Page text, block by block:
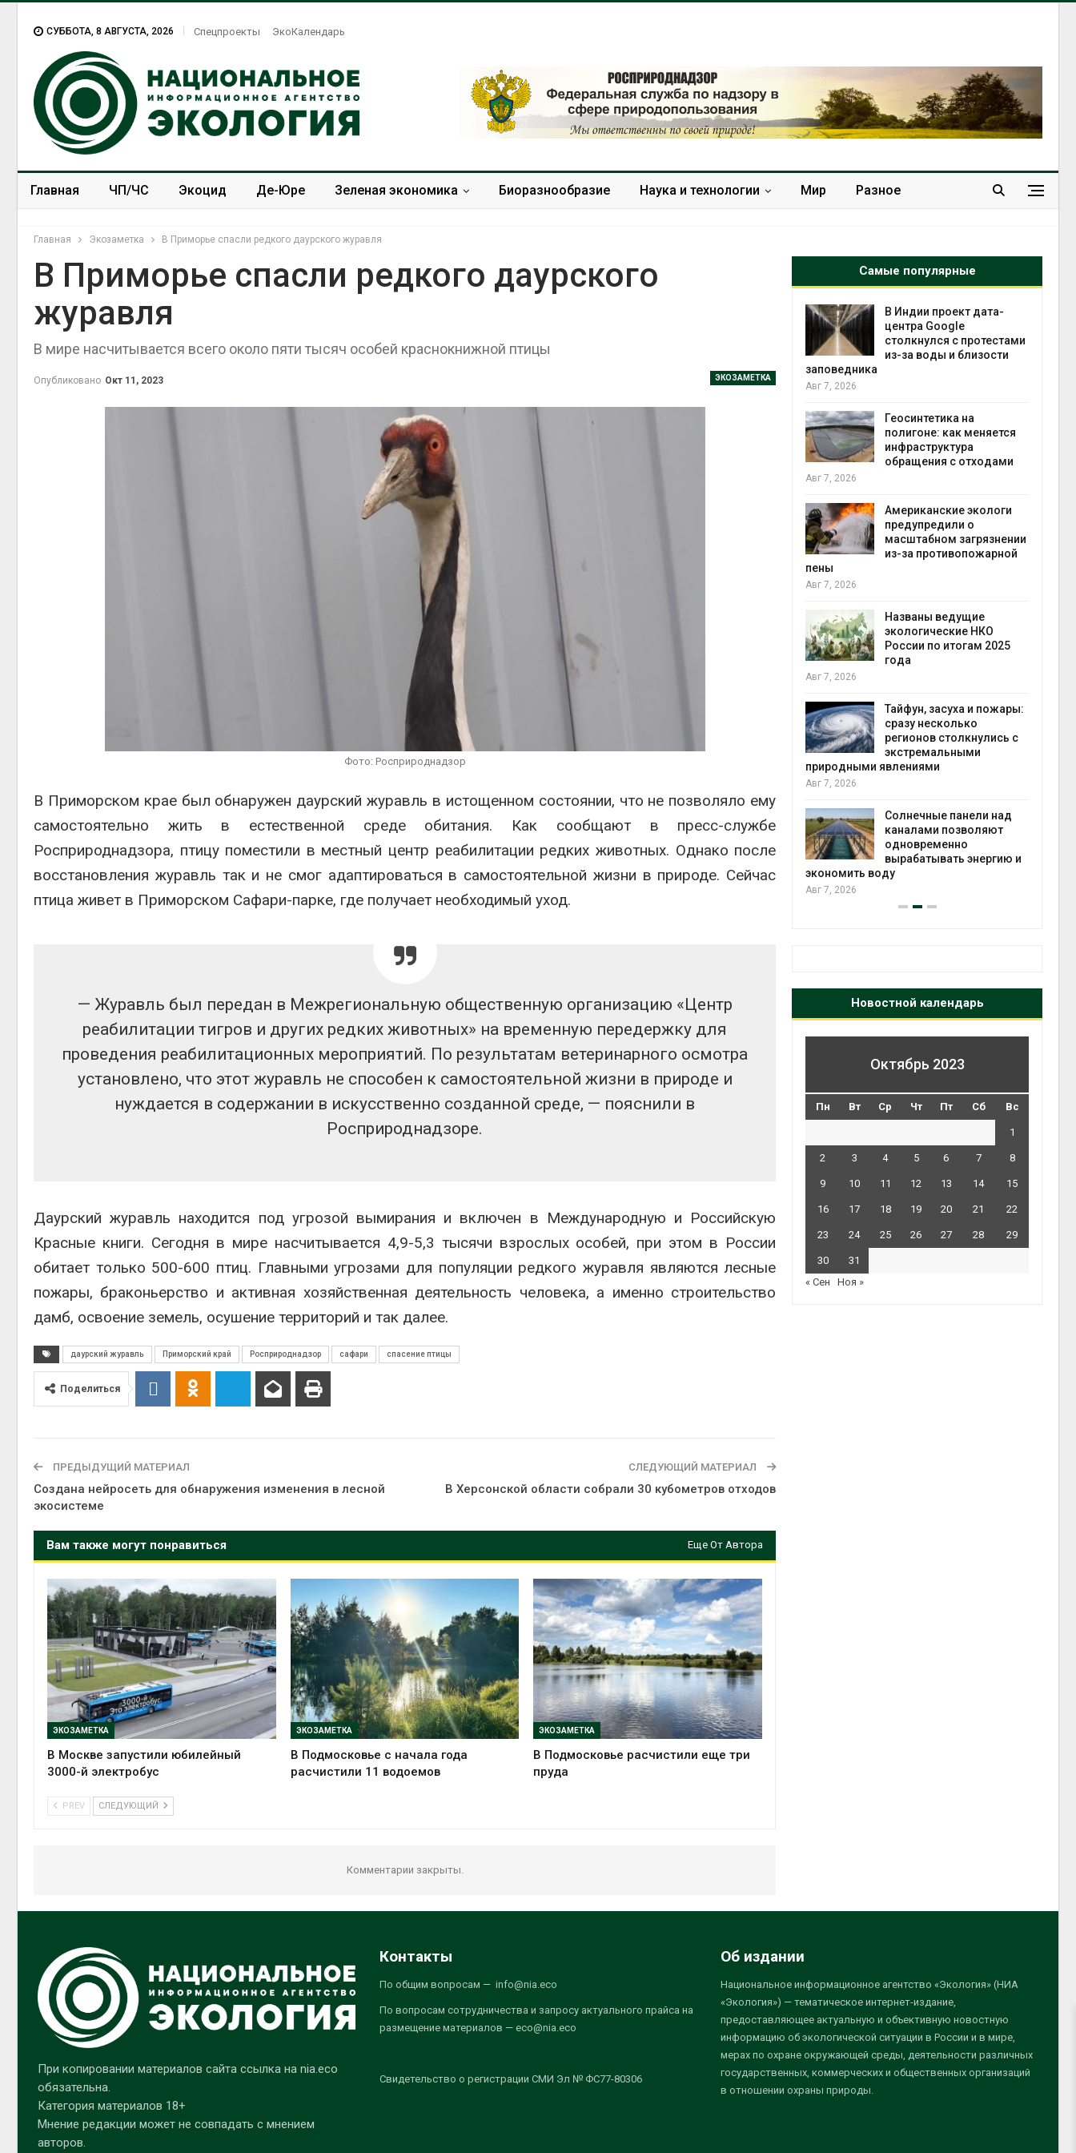
СУББОТА, 8 АВГУСТА, 2026 Спецпроекты ЭкоКалендарь
Главная ЧП/ЧС Экоцид Де-Юре Зеленая экономика Биоразнообразие Наука и технологии Мир Разное
Главная Экозаметка В Приморье спасли редкого даурского журавля
В Приморье спасли редкого даурского
журавля
В мире насчитывается всего около пяти тысяч особей краснокнижной птицы
ЭКОЗАМЕТКА
Опубликовано Окт 11, 2023
Фото: Росприроднадзор
В Приморском крае был обнаружен даурский журавль в истощенном состоянии, что не позволяло ему
самостоятельно жить в естественной среде обитания. Как сообщают в пресс-службе
Росприроднадзора, птицу поместили в местный центр реабилитации редких животных. Однако после
восстановления журавль так и не смог адаптироваться в самостоятельной жизни в природе. Сейчас
птица живет в Приморском Сафари-парке, где получает необходимый уход.
— Журавль был передан в Межрегиональную общественную организацию «Центр
реабилитации тигров и других редких животных» на временную передержку для
проведения реабилитационных мероприятий. По результатам ветеринарного осмотра
установлено, что этот журавль не способен к самостоятельной жизни в природе и
нуждается в содержании в искусственно созданной среде, — пояснили в
Росприроднадзоре.
Даурский журавль находится под угрозой вымирания и включен в Международную и Российскую
Красные книги. Сегодня в мире насчитывается 4,9-5,3 тысячи взрослых особей, при этом в России
обитает только 500-600 птиц. Главными угрозами для популяции редкого журавля являются лесные
пожары, браконьерство и активная хозяйственная деятельность человека, а именно строительство
дамб, освоение земель, осушение территорий и так далее.
даурский журавль Приморский край Росприроднадзор сафари спасение птицы
Поделиться
ПРЕДЫДУЩИЙ МАТЕРИАЛ
Создана нейросеть для обнаружения изменения в лесной
экосистеме
СЛЕДУЮЩИЙ МАТЕРИАЛ
В Херсонской области собрали 30 кубометров отходов
Вам также могут понравиться Еще От Автора
ЭКОЗАМЕТКА
В Москве запустили юбилейный
3000-й электробус
ЭКОЗАМЕТКА
В Подмосковье с начала года
расчистили 11 водоемов
ЭКОЗАМЕТКА
В Подмосковье расчистили еще три
пруда
PREV СЛЕДУЮЩИЙ
Комментарии закрыты.
Самые популярные
Авг 7, 2026
строительство мусорных
объектов и уборку
контейнерных площадок
Панамский канал вновь
ограничивает загрузку
судов из-за дефицита
пресной воды
В китайской провинции
Шэньси из-за паводков
эвакуировали более 140
тыс. человек
МЕГА и ВкусВилл
установили
экообменники для сбора
вторсырья
из воздуха с помощью
Авг 6, 2026
Авг 7, 2026
Нижнего Новгорода
В Индии проект дата-
центра Google
столкнулся с протестами
из-за воды и близости
заповедника
Авг 7, 2026
Геосинтетика на
полигоне: как меняется
инфраструктура
обращения с отходами
Авг 7, 2026
Американские экологи
предупредили о
масштабном загрязнении
из-за противопожарной
пены
Авг 7, 2026
Названы ведущие
экологические НКО
России по итогам 2025
года
Авг 7, 2026
Тайфун, засуха и пожары:
сразу несколько
регионов столкнулись с
экстремальными
природными явлениями
Авг 7, 2026
Солнечные панели над
каналами позволяют
одновременно
вырабатывать энергию и
экономить воду
Авг 7, 2026
Новостной календарь
Октябрь 2023
Пн Вт Ср Чт Пт Сб Вс
1
2 3 4 5 6 7 8
9 10 11 12 13 14 15
16 17 18 19 20 21 22
23 24 25 26 27 28 29
30
31
« Сен
Ноя »
При копировании материалов сайта ссылка на nia.eco
обязательна.
Категория материалов 18+
Мнение редакции может не совпадать с мнением
авторов.
Контакты
По общим вопросам — info@nia.eco
По вопросам сотрудничества и запросу актуального прайса на
размещение материалов — eco@nia.eco
Свидетельство о регистрации СМИ Эл № ФС77-80306
Об издании
Национальное информационное агентство «Экология» (НИА
«Экология») — тематическое интернет-издание,
предоставляющее актуальную и объективную новостную
информацию об экологической ситуации в России и в мире,
мерах по охране окружающей среды, деятельности различных
государственных, коммерческих и общественных организаций
в отношении охраны природы.